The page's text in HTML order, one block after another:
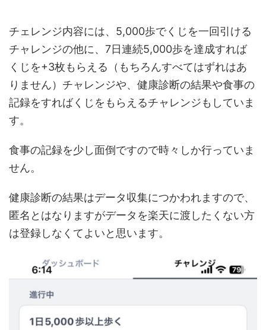
チェレンジ内容には、5,000歩でくじを一回引ける
チャレンジの他に、7日連続5,000歩を達成すれば
くじを+3枚もらえる（もちろんすべてはずれはあ
りません）チャレンジや、健康診断の結果や食事の
記録をすればくじをもらえるチャレンジもしていま
す。
食事の記録を少し面倒ですので時々しか行っていま
せん。
健康診断の結果はデータ収集につかわれますので、
匿名とはなりますがデータを楽天に渡したくない方
は登録しなくてよいと思います。